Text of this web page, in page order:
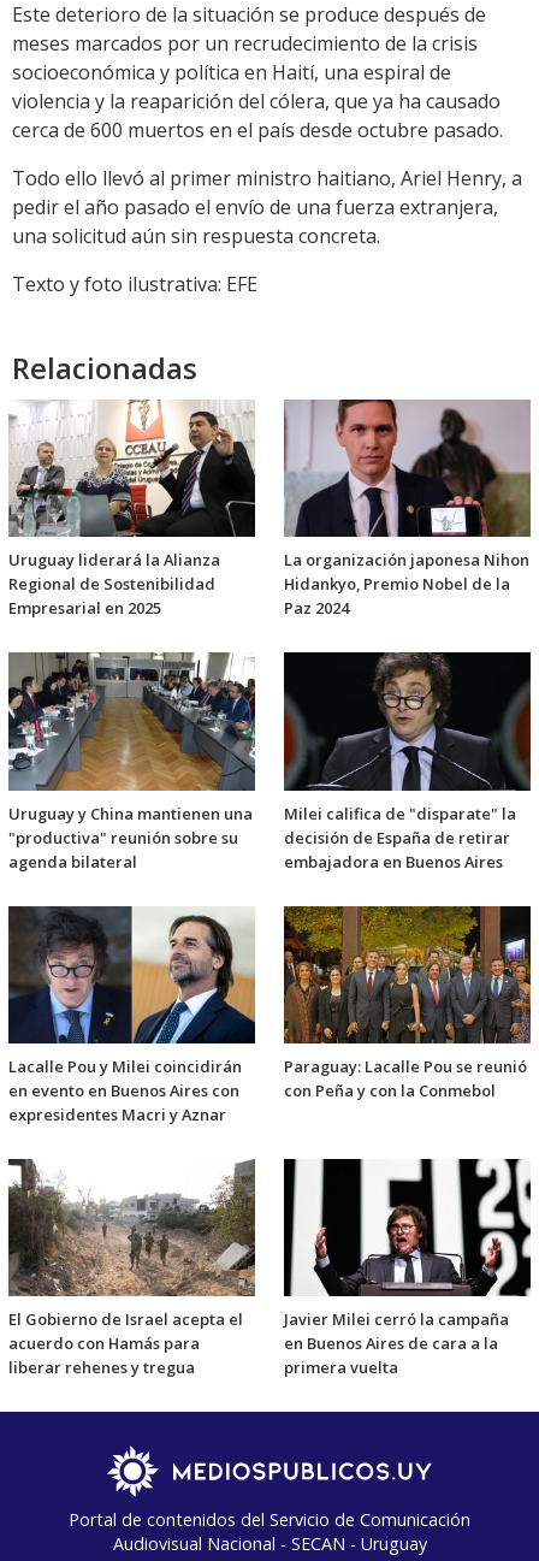
Este deterioro de la situación se produce después de
meses marcados por un recrudecimiento de la crisis
socioeconómica y política en Haití, una espiral de
violencia y la reaparición del cólera, que ya ha causado
cerca de 600 muertos en el país desde octubre pasado.
Todo ello llevó al primer ministro haitiano, Ariel Henry, a
pedir el año pasado el envío de una fuerza extranjera,
una solicitud aún sin respuesta concreta.
Texto y foto ilustrativa: EFE
Relacionadas
Uruguay liderará la Alianza
Regional de Sostenibilidad
Empresarial en 2025
La organización japonesa Nihon
Hidankyo, Premio Nobel de la
Paz 2024
Uruguay y China mantienen una
"productiva" reunión sobre su
agenda bilateral
Milei califica de "disparate" la
decisión de España de retirar
embajadora en Buenos Aires
Lacalle Pou y Milei coincidirán
en evento en Buenos Aires con
expresidentes Macri y Aznar
Paraguay: Lacalle Pou se reunió
con Peña y con la Conmebol
El Gobierno de Israel acepta el
acuerdo con Hamás para
liberar rehenes y tregua
Javier Milei cerró la campaña
en Buenos Aires de cara a la
primera vuelta
Portal de contenidos del Servicio de Comunicación
Audiovisual Nacional - SECAN - Uruguay